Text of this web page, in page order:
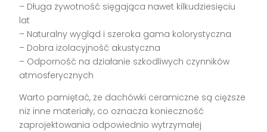
– Długa żywotność sięgająca nawet kilkudziesięciu
lat
– Naturalny wygląd i szeroka gama kolorystyczna
– Dobra izolacyjność akustyczna
– Odporność na działanie szkodliwych czynników
atmosferycznych
Warto pamiętać, że dachówki ceramiczne są cięższe
niż inne materiały, co oznacza konieczność
zaprojektowania odpowiednio wytrzymałej